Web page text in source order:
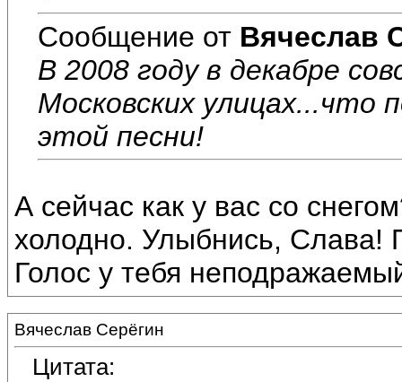
Сообщение от Вячеслав
В 2008 году в декабре
Московских улицах...что
этой песни!
А сейчас как у вас со
холодно. Улыбнись, Слава!
Голос у тебя
Вячеслав Серёгин
Цитата: